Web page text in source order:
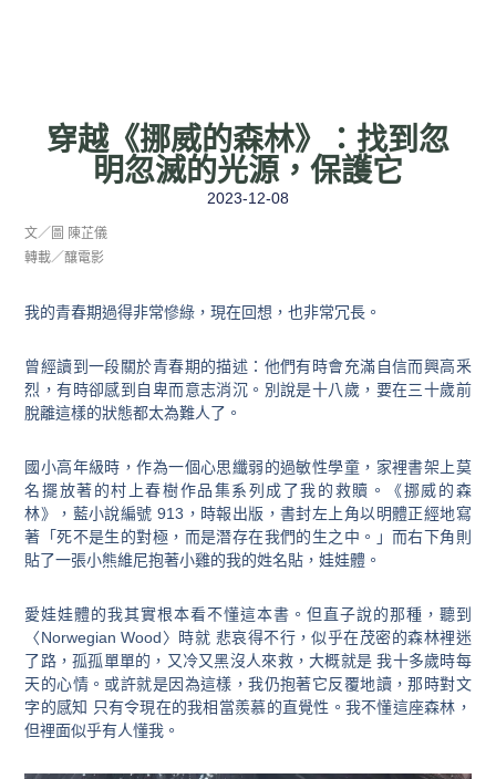
穿越《挪威的森林》：找到忽
明忽滅的光源，保護它
2023-12-08
文／圖 陳芷儀
轉載／釀電影
我的青春期過得非常慘綠，現在回想，也非常冗長。
曾經讀到一段關於青春期的描述：他們有時會充滿自信而興高釆
烈，有時卻感到自卑而意志消沉。別說是十八歲，要在三十歲前
脫離這樣的狀態都太為難人了。
國小高年級時，作為一個心思纖弱的過敏性學童，家裡書架上莫
名擺放著的村上春樹作品集系列成了我的救贖。《挪威的森
林》，藍小說編號 913 ，時報出版，書封左上角以明體正經地寫
著「死不是生的對極，而是潛存在我們的生之中。」而右下角則
貼了一張小熊維尼抱著小雞的我的姓名貼，娃娃體。
愛娃娃體的我其實根本看不懂這本書。但直子說的那種，聽到
〈Norwegian Wood〉
時就 悲哀得不行，似乎在茂密的森林裡迷
了路，孤孤單單的，又冷又黑沒人來救，大概就是 我十多歲時每
天的心情。或許就是因為這樣，我仍抱著它反覆地讀，那時對文
字的感知 只有令現在的我相當羨慕的直覺性。我不懂這座森林，
但裡面似乎有人懂我。